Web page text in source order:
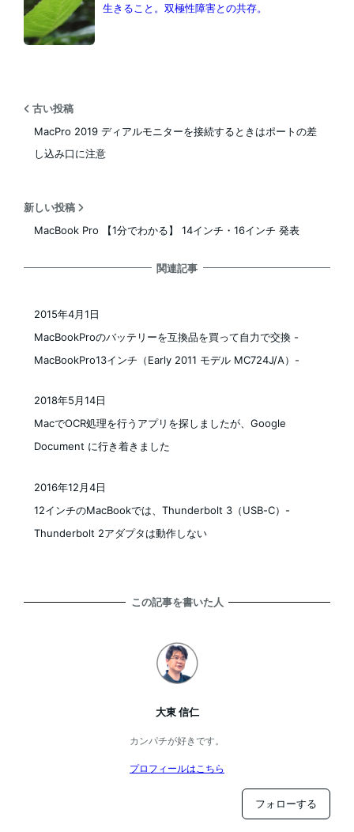
生きること。双極性障害との共存。
古い投稿
MacPro 2019 ディアルモニターを接続するときはポートの差
し込み口に注意
新しい投稿
MacBook Pro 【1分でわかる】 14インチ・16インチ 発表
関連記事
MacBookProのバッテリーを互換品を買って自力で交換 -
MacBookPro13インチ（Early 2011 モデル MC724J/A）-
投稿日
2015年4月1日
MacでOCR処理を行うアプリを探しましたが、Google
Document に行き着きました
2018年5月14日
12インチのMacBookでは、Thunderbolt 3（USB-C）-
Thunderbolt 2アダプタは動作しない
2016年12月4日
この記事を書いた人
大東 信仁
カンパチが好きです。
プロフィールはこちら
フォローする